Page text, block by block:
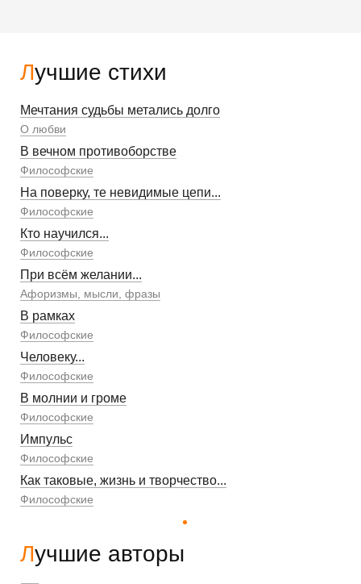
Лучшие стихи
Мечтания судьбы метались долго
О любви
В вечном противоборстве
Философские
На поверку, те невидимые цепи...
Философские
Кто научился...
Философские
При всём желании...
Афоризмы, мысли, фразы
В рамках
Философские
Человеку...
Философские
В молнии и громе
Философские
Импульс
Философские
Как таковые, жизнь и творчество...
Философские
Лучшие авторы